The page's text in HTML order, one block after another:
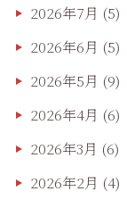
2026年7月 (5)
2026年6月 (5)
2026年5月 (9)
2026年4月 (6)
2026年3月 (6)
2026年2月 (4)